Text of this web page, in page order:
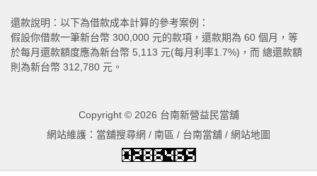
還款說明：以下為借款成本計算的參考案例：
假設你借款一筆新台幣 300,000 元的款項，還款期為 60 個月，等
於每月還款額度應為新台幣 5,113 元(每月利率1.7%)，而 總還款額
則為新台幣 312,780 元。
Copyright © 2026 台南新營益民當舖
網站維護： 當舖搜尋網 / 南區 / 台南當舖 / 網站地圖